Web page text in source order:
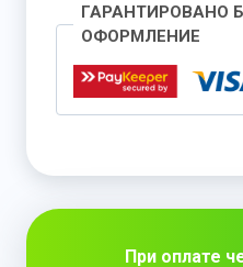
ГАРАНТИРОВАНО
ОФОРМЛЕНИЕ
При оплате